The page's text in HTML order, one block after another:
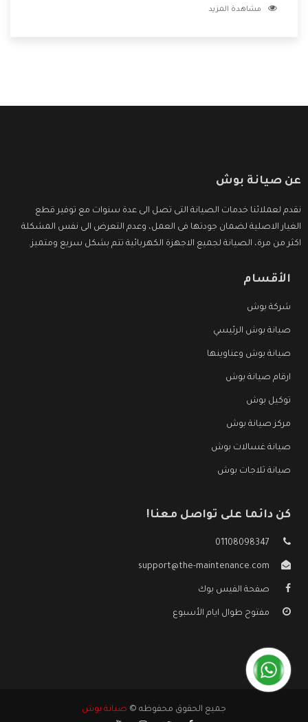
الشركة بها والتى تكون منها خدمة الصيانة التى تكون من أهم
مشاهدة المزيد
عن صيانة بوش
نقدم لعملائنا خدمات الصيانة التى تصل الى عدة سنوات مع توفير قطع
الغيار الاصلية لضمان جودتها فى العمل، وعدم التعرض الى نفس المشكلة
اكثر من مرة، الصيانة لجميع الاجهزة الكهربائية تتم بشكل سريع ومتميز.
الأقسام
شركة بوش
صيانة بوش الرئيسي
صيانة بوش وعناوينها
ارقام صيانة بوش
توكيل بوش
مركز صيانة بوش
صيانة غسالات بوش
صيانة ثلاجات بوش
كن دائما على تواصل معنا!
01108098347
support@the-maintenance.com
صفحة الفيس بوك
مفتوح طوال ايام الأسبوع
جميع الحقوق محفوظه © صيانة بوش